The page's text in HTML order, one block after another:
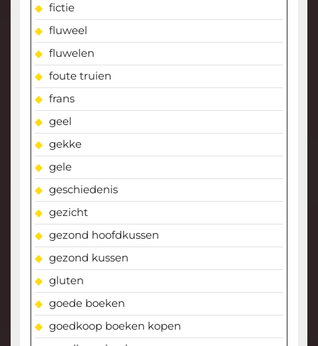
fictie
fluweel
fluwelen
foute truien
frans
geel
gekke
gele
geschiedenis
gezicht
gezond hoofdkussen
gezond kussen
gluten
goede boeken
goedkoop boeken kopen